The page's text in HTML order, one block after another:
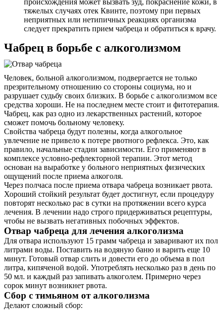
происхождения может вызвать зуд, покраснение кожи, в
тяжелых случаях отек Квинте, поэтому при первых
неприятных или нетипичных реакциях организма
следует прекратить прием чабреца и обратиться к врачу.
Чабрец в борьбе с алкоголизмом
Человек, больной алкоголизмом, подвергается не только
презрительному отношению со стороны социума, но и
разрушает судьбу своих близких. В борьбе с алкоголизмом все
средства хороши. Не на последнем месте стоит и фитотерапия.
Чабрец, как раз одно из лекарственных растений, которое
сможет помочь больному человеку.
Свойства чабреца будут полезны, когда алкогольное
увлечение не привело к потере рвотного рефлекса. Это, как
правило, начальные стадии зависимости. Его применяют в
комплексе условно-рефлекторной терапии. Этот метод
основан на выработке у больного неприятных физических
ощущений после приема алкоголя.
Через полчаса после приема отвара чабреца возникает рвота.
Хороший стойкий результат будет достигнут, если процедуру
повторят несколько рас в сутки на протяжении всего курса
лечения. В лечении надо строго придерживаться рецептуры,
чтобы не вызвать негативных побочных эффектов.
Отвар чабреца для лечения алкоголизма
Для отвара используют 15 грамм чабреца и заваривают их пол
литрами воды. Поставить на водяную баню и варить еще 10
минут. Готовый отвар слить и довести его до объема в пол
литра, кипяченой водой. Употреблять несколько раз в день по
50 мл. и каждый раз запивать алкоголем. Примерно через
сорок минут возникнет рвота.
Сбор с тимьяном от алкоголизма
Делают сложный сбор: